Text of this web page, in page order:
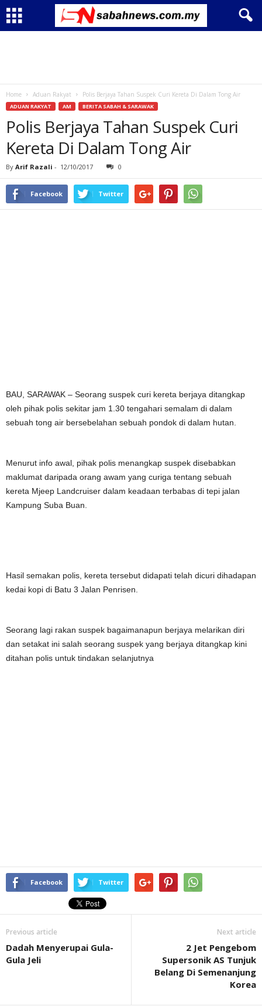
Home Aduan Rakyat Polis Berjaya Tahan Suspek Curi Kereta Di Dalam Tong Air
ADUAN RAKYAT AM BERITA SABAH & SARAWAK
Polis Berjaya Tahan Suspek Curi
Kereta Di Dalam Tong Air
By Arif Razali - 12/10/2017 0
Facebook Twitter
BAU, SARAWAK – Seorang suspek curi kereta berjaya ditangkap
oleh pihak polis sekitar jam 1.30 tengahari semalam di dalam
sebuah tong air bersebelahan sebuah pondok di dalam hutan.
Menurut info awal, pihak polis menangkap suspek disebabkan
maklumat daripada orang awam yang curiga tentang sebuah
kereta Mjeep Landcruiser dalam keadaan terbabas di tepi jalan
Kampung Suba Buan.
Hasil semakan polis, kereta tersebut didapati telah dicuri dihadapan
kedai kopi di Batu 3 Jalan Penrisen.
Seorang lagi rakan suspek bagaimanapun berjaya melarikan diri
dan setakat ini salah seorang suspek yang berjaya ditangkap kini
ditahan polis untuk tindakan selanjutnya
Facebook Twitter
Previous article
Dadah Menyerupai Gula-
Gula Jeli
Next article
2 Jet Pengebom
Supersonik AS Tunjuk
Belang Di Semenanjung
Korea